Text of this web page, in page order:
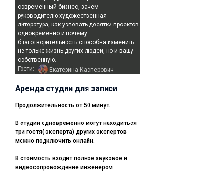
современный бизнес, зачем
руководителю художественная
литература, как успевать десятки проектов
одновременно и почему
благотворительность способна изменить
не только жизнь других людей, но и вашу
собственную.
Гости:
Екатерина Касперович
Аренда студии для записи
Продолжительность от 50 минут.
В студии одновременно могут находиться
три гостя( эксперта) других экспертов
можно подключить онлайн.
В стоимость входит полное звуковое и
видеосопровождение инженером